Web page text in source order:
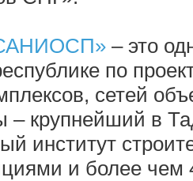
– это
по
сетей
– крупнейший в
институт
и более чем